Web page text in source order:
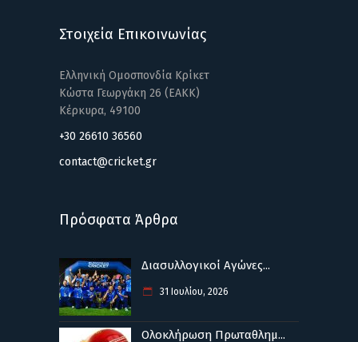
Στοιχεία Επικοινωνίας
Ελληνική Ομοσπονδία Κρίκετ
Κώστα Γεωργάκη 26 (ΕΑΚΚ)
Κέρκυρα, 49100
+30 26610 36560
contact@cricket.gr
Πρόσφατα Άρθρα
Διασυλλογικοί Αγώνες...
31 Ιουλίου, 2026
Ολοκλήρωση Πρωταθλημ...